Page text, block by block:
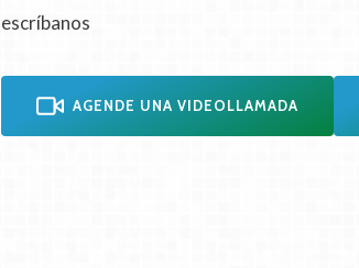
escríbanos
AGENDE UNA VIDEOLLAMADA